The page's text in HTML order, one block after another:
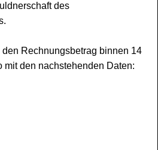
des
Rechnungsbetrag binnen 14
mit den nachstehenden Daten: